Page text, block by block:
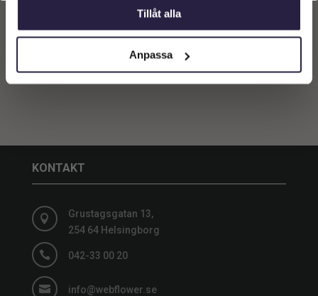
Tillåt alla
Anpassa
varukorg
KONTAKT

Grustagsgatan 13,
254 64 Helsingborg
 042-33 00 20
 info@webflower.se